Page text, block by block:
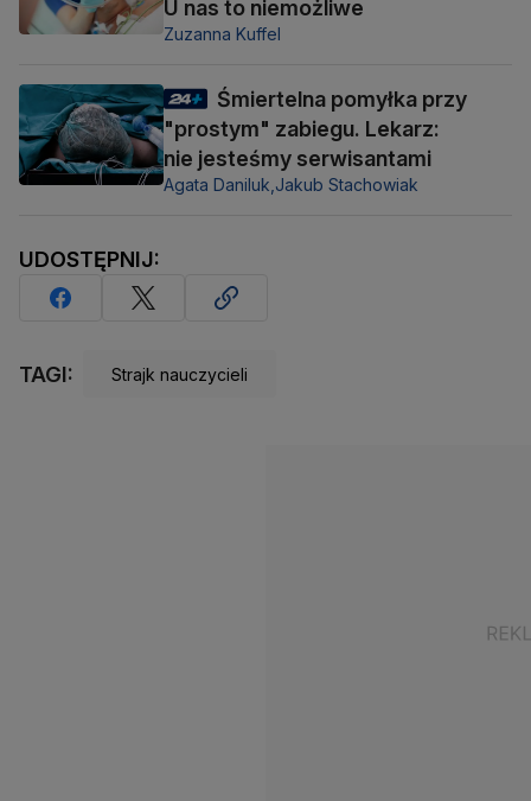
U nas to niemożliwe
Zuzanna Kuffel
Śmiertelna pomyłka przy
"prostym" zabiegu. Lekarz:
nie jesteśmy serwisantami
Agata Daniluk, Jakub Stachowiak
UDOSTĘPNIJ:
TAGI: Strajk nauczycieli